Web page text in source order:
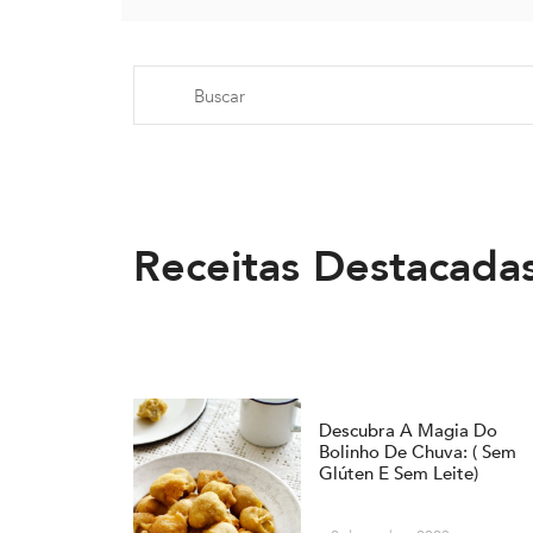
Receitas
Descubra A Magia Do
Bolinho De Chuva: ( Sem
Glúten E Sem Leite)